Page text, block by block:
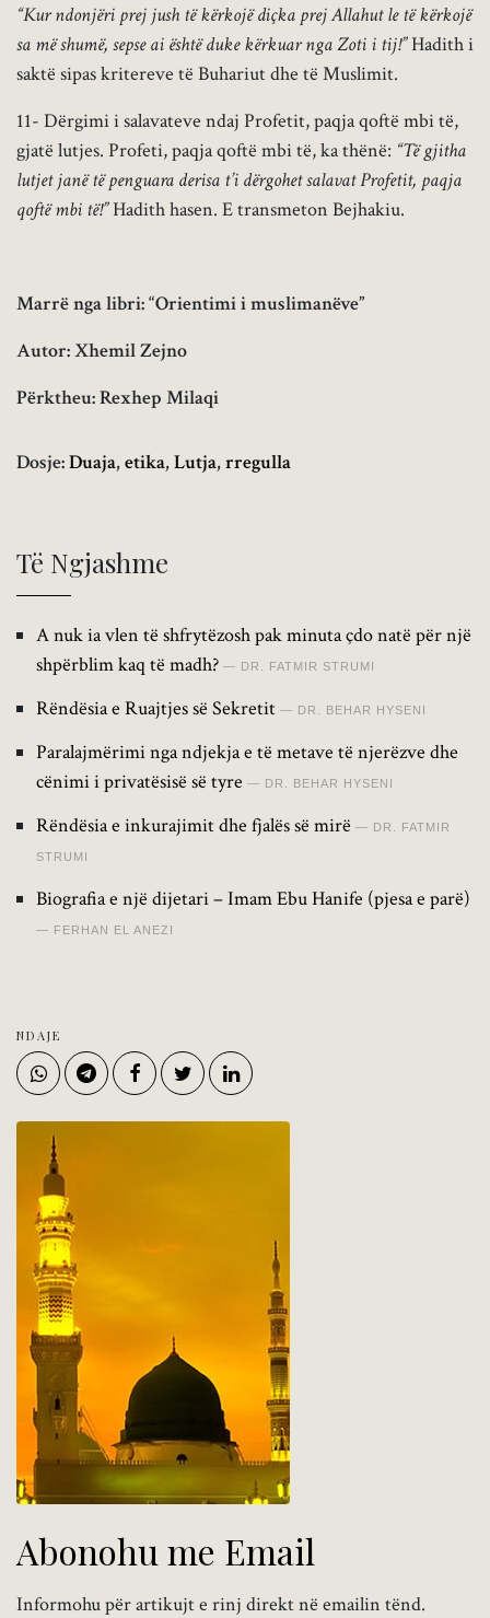
“Kur ndonjëri prej jush të kërkojë diçka prej Allahut le të kërkojë
sa më shumë, sepse ai është duke kërkuar nga Zoti i tij!”Hadith i
saktë sipas kritereve të Buhariut dhe të Muslimit.
11- Dërgimi i salavateve ndaj Profetit, paqja qoftë mbi të,
gjatë lutjes. Profeti, paqja qoftë mbi të, ka thënë: “Të gjitha
lutjet janë të penguara derisa t’i dërgohet salavat Profetit, paqja
qoftë mbi të!”Hadith hasen. E transmeton Bejhakiu.
Marrë nga libri: “Orientimi i muslimanëve”
Autor: Xhemil Zejno
Përktheu: Rexhep Milaqi
Dosje:Duaja,etika,Lutja,rregulla
Të Ngjashme
A nuk ia vlen të shfrytëzosh pak minuta çdo natë për një
shpërblim kaq të madh?
DR. FATMIR STRUMI
Rëndësia e Ruajtjes së Sekretit DR. BEHAR HYSENI
Paralajmërimi nga ndjekja e të metave të njerëzve dhe
cënimi i privatësisë së tyre
DR. BEHAR HYSENI
Rëndësia e inkurajimit dhe fjalës së mirë DR. FATMIR
STRUMI
Biografia e një dijetari – Imam Ebu Hanife (pjesa e parë)
FERHAN EL ANEZI
NDAJE
Abonohu me Email
Informohu për artikujt e rinj direkt në emailin tënd.